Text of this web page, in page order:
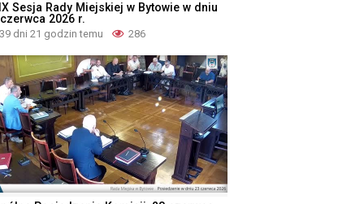
Sesja Rady Miejskiej w Bytowie w dniu
2026 r.
39 dni 21 godzin temu 286